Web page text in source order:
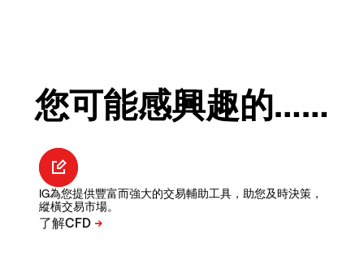
您可能感興趣的……
IG為您提供豐富而強大的交易輔助工具，助您及時決策，
縱橫交易市場。